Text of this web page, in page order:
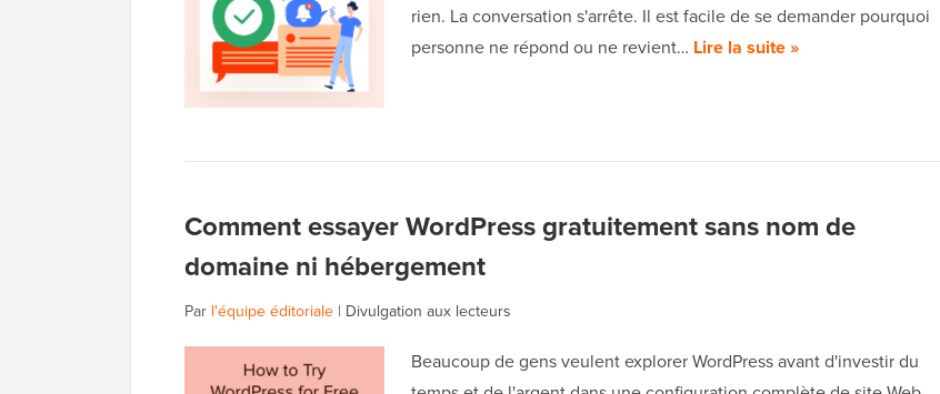
rien. La conversation s'arrête. Il est facile de se demander pourquoi
personne ne répond ou ne revient… Lire la suite »
Comment essayer WordPress gratuitement sans nom de
domaine ni hébergement
Par l'équipe éditoriale | Divulgation aux lecteurs
Beaucoup de gens veulent explorer WordPress avant d'investir du